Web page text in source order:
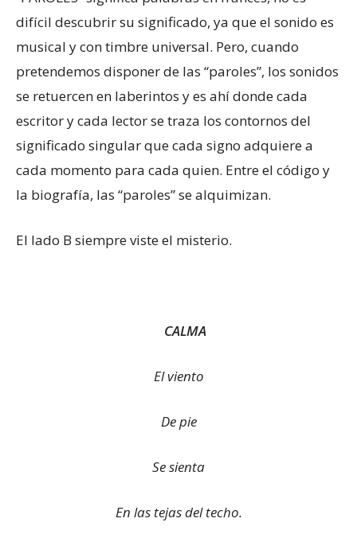
difícil descubrir su significado, ya que el sonido es
musical y con timbre universal. Pero, cuando
pretendemos disponer de las “paroles”, los sonidos
se retuercen en laberintos y es ahí donde cada
escritor y cada lector se traza los contornos del
significado singular que cada signo adquiere a
cada momento para cada quien. Entre el código y
la biografía, las “paroles” se alquimizan.
El lado B siempre viste el misterio.
CALMA
El viento
De pie
Se sienta
En las tejas del techo.